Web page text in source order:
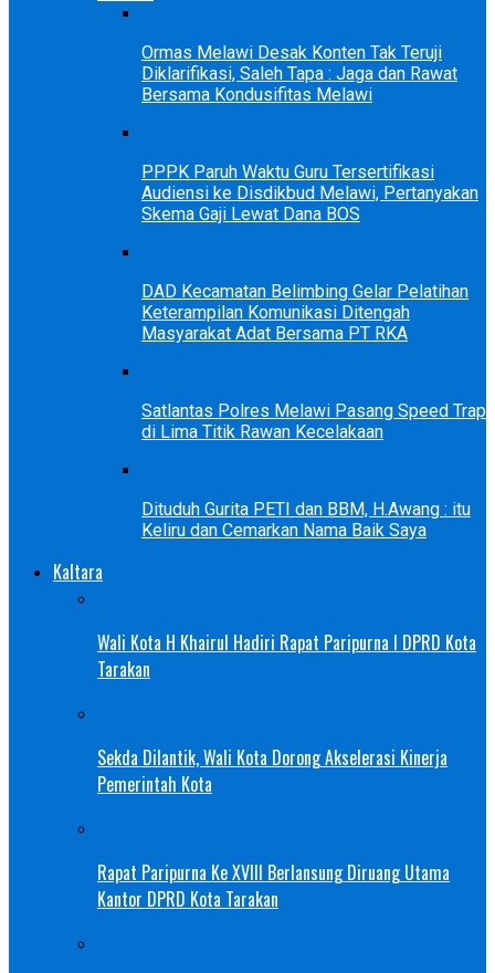
Ormas Melawi Desak Konten Tak Teruji
Diklarifikasi, Saleh Tapa : Jaga dan Rawat
Bersama Kondusifitas Melawi
PPPK Paruh Waktu Guru Tersertifikasi
Audiensi ke Disdikbud Melawi, Pertanyakan
Skema Gaji Lewat Dana BOS
DAD Kecamatan Belimbing Gelar Pelatihan
Keterampilan Komunikasi Ditengah
Masyarakat Adat Bersama PT RKA
Satlantas Polres Melawi Pasang Speed Trap
di Lima Titik Rawan Kecelakaan
Dituduh Gurita PETI dan BBM, H.Awang : itu
Keliru dan Cemarkan Nama Baik Saya
Kaltara
Wali Kota H Khairul Hadiri Rapat Paripurna I DPRD Kota
Tarakan
Sekda Dilantik, Wali Kota Dorong Akselerasi Kinerja
Pemerintah Kota
Rapat Paripurna Ke XVIII Berlansung Diruang Utama
Kantor DPRD Kota Tarakan